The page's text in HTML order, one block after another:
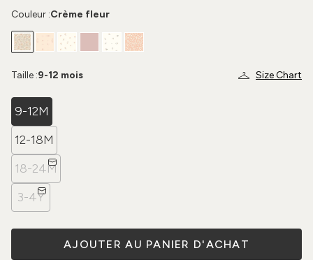
Couleur :Crème fleur
Size Chart
Taille :9-12 mois
9-12M
12-18M
18-24M
3-4Y
AJOUTER AU PANIER D'ACHAT